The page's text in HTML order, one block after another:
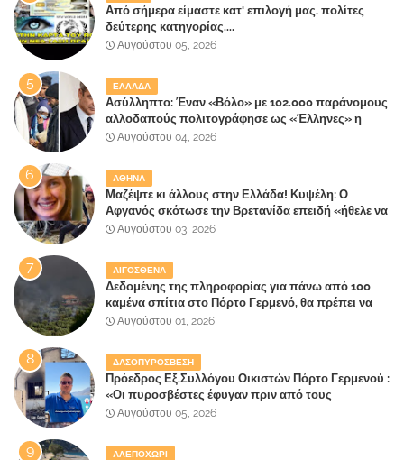
Από σήμερα είμαστε κατ' επιλογή μας, πολίτες
δεύτερης κατηγορίας....
Αυγούστου 05, 2026
ΕΛΛΑΔΑ
Ασύλληπτο: Έναν «Βόλο» με 102.000 παράνομους
αλλοδαπούς πολιτογράφησε ως «Έλληνες» η
κυβέρνηση!
Αυγούστου 04, 2026
ΑΘΗΝΑ
Μαζέψτε κι άλλους στην Ελλάδα! Κυψέλη: Ο
Αφγανός σκότωσε την Βρετανίδα επειδή «ήθελε να
κάνει τη σύντροφό του χριστιανή»
Αυγούστου 03, 2026
ΑΙΓΟΣΘΕΝΑ
Δεδομένης της πληροφορίας για πάνω από 100
καμένα σπίτια στο Πόρτο Γερμενό, θα πρέπει να
αναζητηθούν ευθύνες για την ολοσχερή
επίγειου παραδείσου της Αττικής
Αυγούστου 01, 2026
ΔΑΣΟΠΥΡΟΣΒΕΣΗ
Πρόεδρος Εξ.Συλλόγου Οικιστών Πόρτο Γερμενού :
«Οι πυροσβέστες έφυγαν πριν από τους
κατοίκους»
Αυγούστου 05, 2026
ΑΛΕΠΟΧΩΡΙ